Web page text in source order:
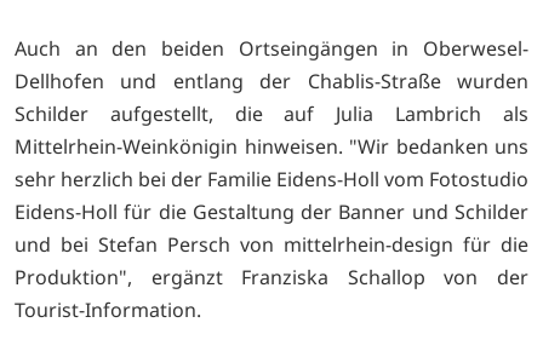
Auch an den beiden Ortseingängen in Oberwesel-
Dellhofen und entlang der Chablis-Straße wurden
Schilder aufgestellt, die auf Julia Lambrich als
Mittelrhein-Weinkönigin hinweisen. "Wir bedanken uns
sehr herzlich bei der Familie Eidens-Holl vom Fotostudio
Eidens-Holl für die Gestaltung der Banner und Schilder
und bei Stefan Persch von mittelrhein-design für die
Produktion", ergänzt Franziska Schallop von der
Tourist-Information.